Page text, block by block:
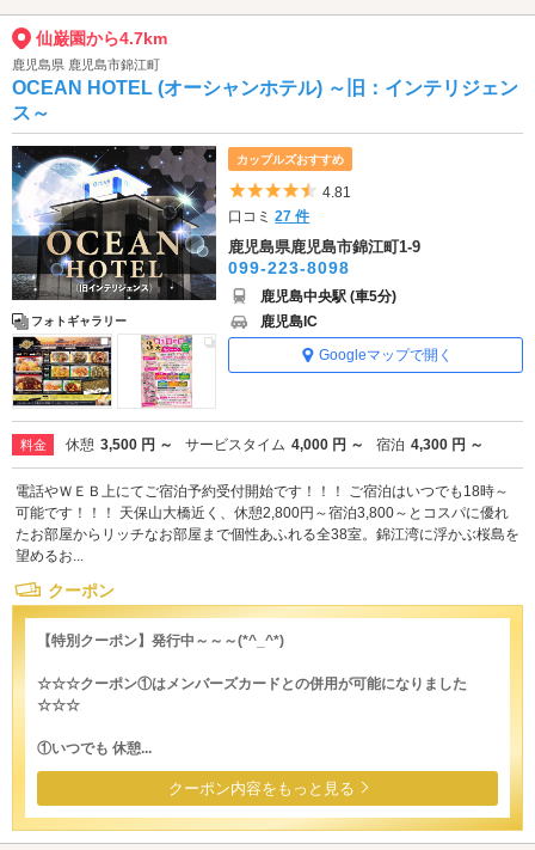
仙巌園から4.7km
鹿児島県 鹿児島市錦江町
OCEAN HOTEL (オーシャンホテル) ～旧：インテリジェン
ス～
フォトギャラリー
カップルズおすすめ
5つ星のうち4.5
4.81
口コミ27 件
鹿児島県鹿児島市錦江町1-9
099-223-8098
鹿児島中央駅 (車5分)
鹿児島IC
Googleマップで開く
料金 休憩 3,500 円 ～ サービスタイム 4,000 円 ～ 宿泊 4,300 円 ～
電話やＷＥＢ上にてご宿泊予約受付開始です！！！ ご宿泊はいつでも18時～
可能です！！！ 天保山大橋近く、休憩2,800円～宿泊3,800～とコスパに優れ
たお部屋からリッチなお部屋まで個性あふれる全38室。錦江湾に浮かぶ桜島を
望めるお...
クーポン
【特別クーポン】発行中～～～(*^_^*)
☆☆☆クーポン①はメンバーズカードとの併用が可能になりました
☆☆☆
①いつでも 休憩...
クーポン内容をもっと見る